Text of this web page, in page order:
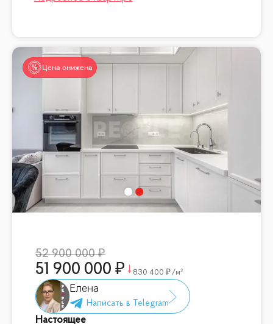
Цена снижена
52 900 000
51 900 000 830 400 /м²
Елена
Настоящее